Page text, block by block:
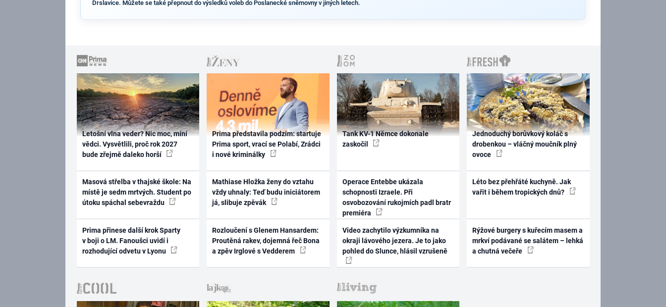
Drslavice. Můžete se také přepnout do výsledků voleb do Poslanecké sněmovny v jiných letech.
Letošní vlna veder? Nic moc, míní
vědci. Vysvětlili, proč rok 2027
bude zřejmě daleko horší
Masová střelba v thajské škole: Na
místě je sedm mrtvých. Student po
útoku spáchal sebevraždu
Prima přinese další krok Sparty
v boji o LM. Fanoušci uvidí i
rozhodující odvetu v Lyonu
Prima představila podzim: startuje
Prima sport, vrací se Polabí, Zrádci
i nové kriminálky
Mathiase Hložka ženy do vztahu
vždy uhnaly: Teď budu iniciátorem
já, slibuje zpěvák
Rozloučení s Glenem Hansardem:
Proutěná rakev, dojemná řeč Bona
a zpěv Irglové s Vedderem
Tank KV-1 Němce dokonale
zaskočil
Operace Entebbe ukázala
schopnosti Izraele. Při
osvobozování rukojmích padl bratr
premiéra
Video zachytilo výzkumníka na
okraji lávového jezera. Je to jako
pohled do Slunce, hlásil vzrušeně
Jednoduchý borůvkový koláč s
drobenkou – vláčný moučník plný
ovoce
Léto bez přehřáté kuchyně. Jak
vařit i během tropických dnů?
Rýžové burgery s kuřecím masem a
mrkví podávané se salátem – lehká
a chutná večeře